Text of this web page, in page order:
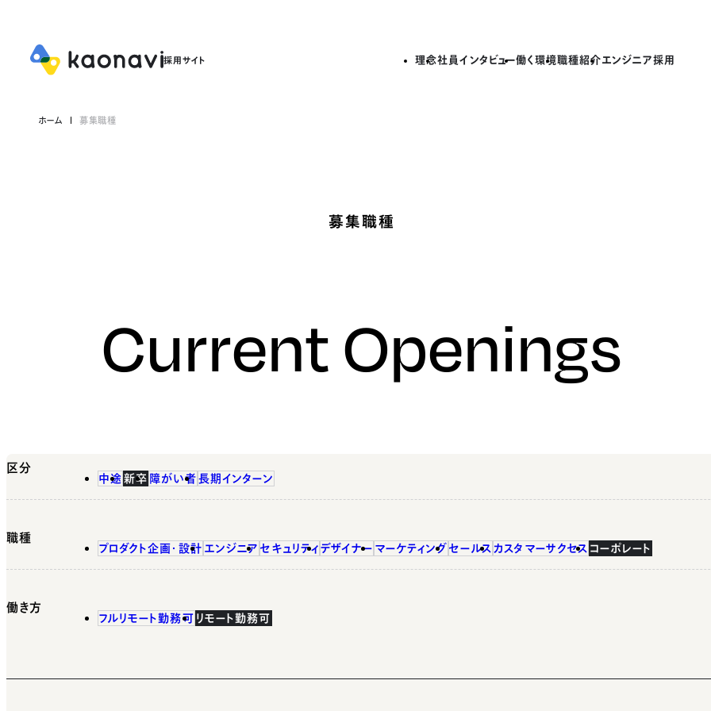
理念社員インタビュー働く環境職種紹介エンジニア採用
ホーム 募集職種
募集職種
Current Openings
区分
中途 新卒 障がい者 長期インターン
職種
プロダクト企画・設計 エンジニア セキュリティ デザイナー マーケティング セールス カスタマーサクセス コーポレート
働き方
フルリモート勤務可 リモート勤務可